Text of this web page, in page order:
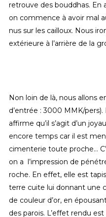
retrouve des bouddhas. En
on commence à avoir mal
nus sur les cailloux. Nous
extérieure à l’arrière de la
Non loin de là, nous allons
d’entrée : 3000 MMK/
affirme qu’il s’agit d’un
encore temps car il est
cimenterie toute proche…
on a l’impression de
roche. En effet, elle est
terre cuite lui donnant une
de couleur d’or, en
des parois. L’effet rendu